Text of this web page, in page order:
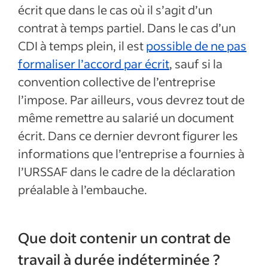
écrit que dans le cas où il s’agit d’un
contrat à temps partiel. Dans le cas d’un
CDI à temps plein, il estpossible de ne pas
formaliser l’accord par écrit, sauf si la
convention collective de l’entreprise
l’impose. Par ailleurs, vous devrez tout de
même remettre au salarié un document
écrit. Dans ce dernier devront figurer les
informations que l’entreprise a fournies à
l’URSSAF dans le cadre de la déclaration
préalable à l’embauche.
Que doit contenir un contrat de
travail à durée indéterminée ?